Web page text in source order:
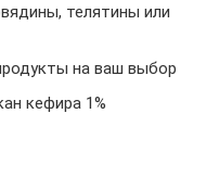
телятины или
на ваш выбор
кефира 1%